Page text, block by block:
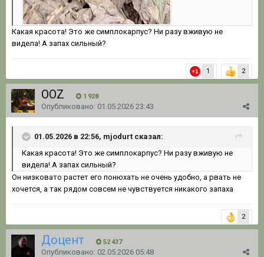
Какая красота! Это же симплокарпус? Ни разу вживую не
видела! А запах сильный?
1 2
OOZ 1 928
Опубликовано: 01.05.2026 23:43
01.05.2026 в 22:56, mjodurt сказал:
Какая красота! Это же симплокарпус? Ни разу вживую не
видела! А запах сильный?
Он низковато растет его понюхать не очень удобно, а рвать не
хочется, а так рядом совсем не чувствуется никакого запаха
2
Доцент 52 437
Опубликовано: 02.05.2026 05:48